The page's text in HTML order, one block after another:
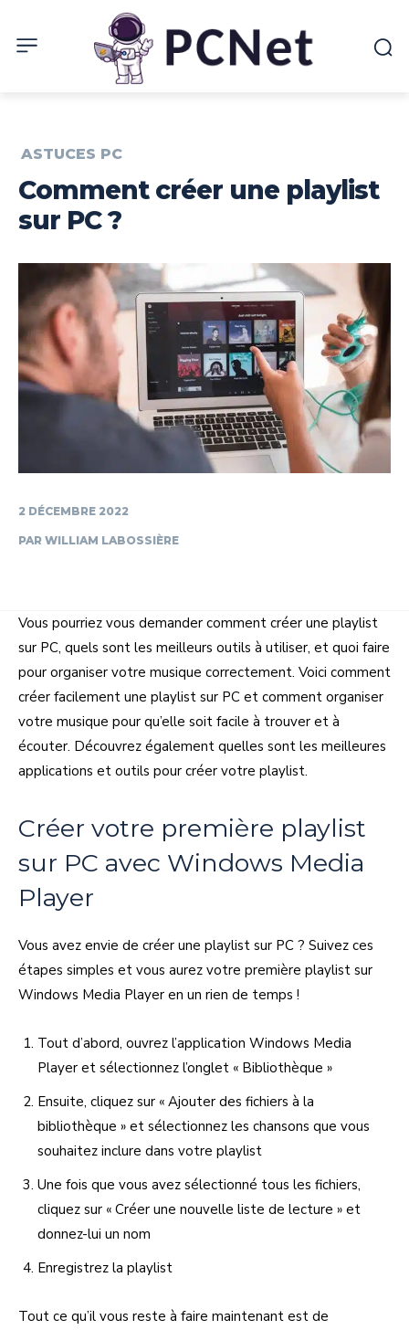
ASTUCES PC
Comment créer une playlist
sur PC ?
2 DÉCEMBRE 2022
PAR WILLIAM LABOSSIÈRE
Vous pourriez vous demander comment créer une playlist
sur PC, quels sont les meilleurs outils à utiliser, et quoi faire
pour organiser votre musique correctement. Voici comment
créer facilement une playlist sur PC et comment organiser
votre musique pour qu’elle soit facile à trouver et à
écouter. Découvrez également quelles sont les meilleures
applications et outils pour créer votre playlist.
Créer votre première playlist
sur PC avec Windows Media
Player
Vous avez envie de créer une playlist sur PC ? Suivez ces
étapes simples et vous aurez votre première playlist sur
Windows Media Player en un rien de temps !
Tout d’abord, ouvrez l’application Windows Media
Player et sélectionnez l’onglet « Bibliothèque »
Ensuite, cliquez sur « Ajouter des fichiers à la
bibliothèque » et sélectionnez les chansons que vous
souhaitez inclure dans votre playlist
Une fois que vous avez sélectionné tous les fichiers,
cliquez sur « Créer une nouvelle liste de lecture » et
donnez-lui un nom
Enregistrez la playlist
Tout ce qu’il vous reste à faire maintenant est de